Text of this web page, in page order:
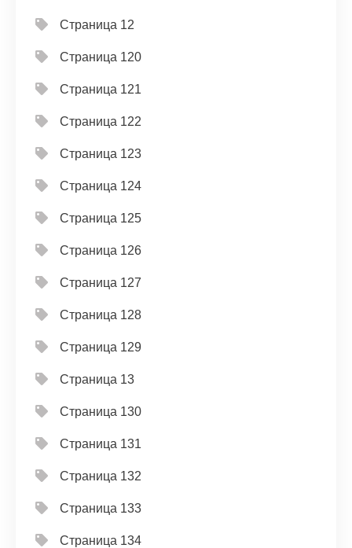
Страница 12
Страница 120
Страница 121
Страница 122
Страница 123
Страница 124
Страница 125
Страница 126
Страница 127
Страница 128
Страница 129
Страница 13
Страница 130
Страница 131
Страница 132
Страница 133
Страница 134